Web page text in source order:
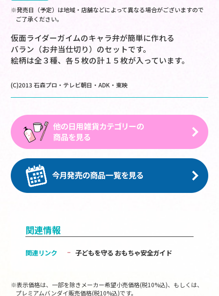
※発売日（予定）は地域・店舗などによって異なる場合がございますので
ご了承ください。
仮面ライダーガイムのキャラ弁が簡単に作れる
バラン（お弁当仕切り）のセットです。
絵柄は全３種、各５枚の計１５枚が入っています。
(C)2013 石森プロ・テレビ朝日・ADK・東映
関連情報
関連リンク 子どもを守る おもちゃ安全ガイド
※表示価格は、一部を除きメーカー希望小売価格(税10%込)、もしくは、
プレミアムバンダイ販売価格(税10%込)です。